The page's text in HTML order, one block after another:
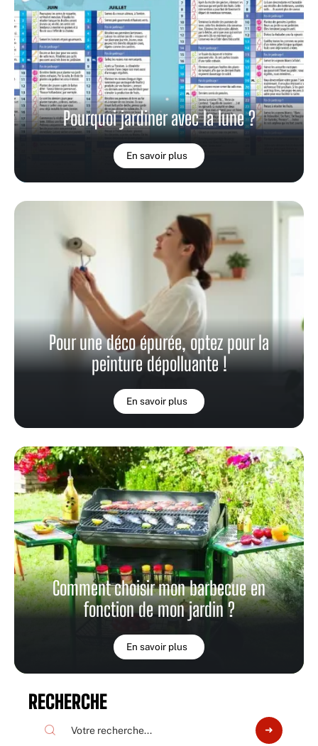
Pourquoi jardiner avec la lune ?
En savoir plus
Pour une déco épurée, optez pour la
peinture dépolluante !
En savoir plus
Comment choisir mon barbecue en
fonction de mon jardin ?
En savoir plus
RECHERCHE